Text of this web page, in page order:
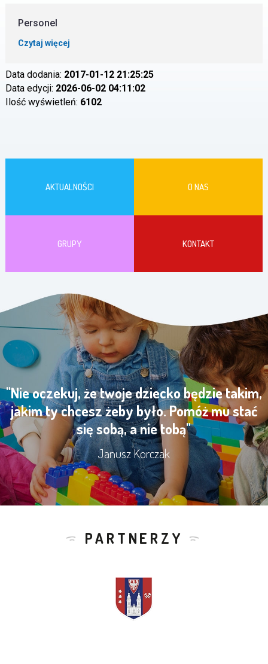
Personel
Czytaj więcej
Data dodania: 2017-01-12 21:25:25
Data edycji: 2026-06-02 04:11:02
Ilość wyświetleń: 6102
AKTUALNOŚCI O NAS
GRUPY KONTAKT
"Nie oczekuj, że twoje dziecko będzie takim,
jakim ty chcesz żeby było. Pomóż mu stać
się sobą, a nie tobą"
Janusz Korczak
PARTNERZY